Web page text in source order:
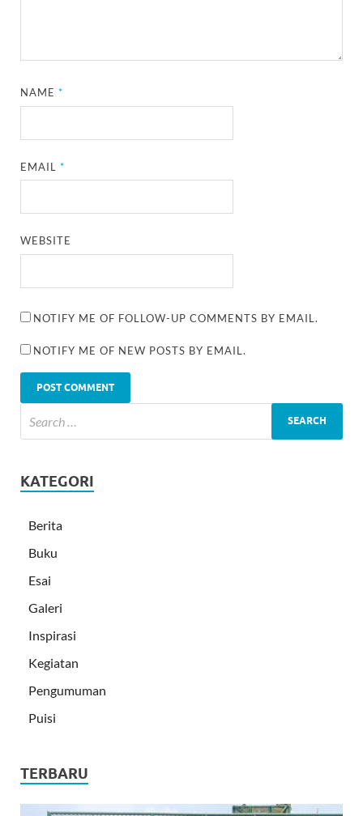
NAME*
EMAIL*
WEBSITE
NOTIFY ME OF FOLLOW-UP COMMENTS BY EMAIL.
NOTIFY ME OF NEW POSTS BY EMAIL.
KATEGORI
Berita
Buku
Esai
Galeri
Inspirasi
Kegiatan
Pengumuman
Puisi
TERBARU